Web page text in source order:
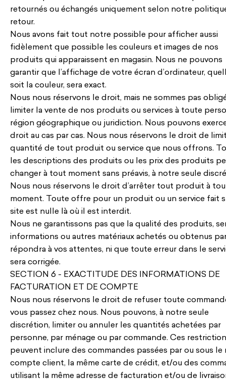
retournés ou échangés uniquement selon notre
retour.
Nous avons fait tout notre possible pour afficher aussi
fidèlement que possible les couleurs et images de nos
produits qui apparaissent en magasin. Nous ne pouvons
garantir que l’affichage de votre écran d’ordinateur,
soit la couleur, sera exact.
Nous nous réservons le droit, mais ne sommes pas
limiter la vente de nos produits ou services à toute
région géographique ou juridiction. Nous pouvons
droit au cas par cas. Nous nous réservons le droit de
quantité de tout produit ou service que nous offrons.
les descriptions des produits ou les prix des produits
changer à tout moment sans préavis, à notre seule
Nous nous réservons le droit d’arrêter tout produit à
moment. Toute offre pour un produit ou un service fait
site est nulle là où il est interdit.
Nous ne garantissons pas que la qualité des produits,
informations ou autres matériaux achetés ou obtenus
répondra à vos attentes, ni que toute erreur dans le
sera corrigée.
SECTION 6 - EXACTITUDE DES INFORMATIONS DE
FACTURATION ET DE COMPTE
Nous nous réservons le droit de refuser toute
vous passez chez nous. Nous pouvons, à notre seule
discrétion, limiter ou annuler les quantités achetées par
personne, par ménage ou par commande. Ces
peuvent inclure des commandes passées par ou sous le
compte client, la même carte de crédit, et/ou des
utilisant la même adresse de facturation et/ou de